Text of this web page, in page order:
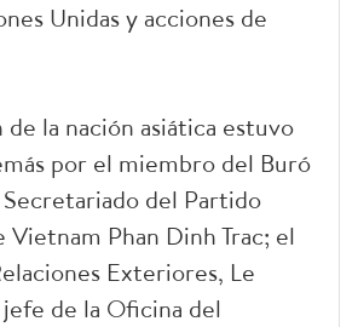
Unidas y acciones de
de la nación asiática estuvo
por el miembro del Buró
del Partido
Vietnam Phan Dinh Trac; el
Exteriores, Le
de la Oficina del